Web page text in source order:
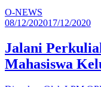
O-NEWS
08/12/202017/12/2020
Jalani
Mahasiswa